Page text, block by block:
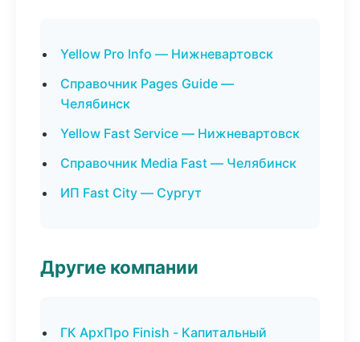
Yellow Pro Info — Нижневартовск
Справочник Pages Guide —
Челябинск
Yellow Fast Service — Нижневартовск
Справочник Media Fast — Челябинск
ИП Fast City — Сургут
Другие компании
ГК АрхПро Finish - Капитальный